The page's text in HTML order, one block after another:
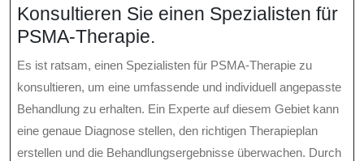
Konsultieren Sie einen Spezialisten für
PSMA-Therapie.
Es ist ratsam, einen Spezialisten für PSMA-Therapie zu
konsultieren, um eine umfassende und individuell angepasste
Behandlung zu erhalten. Ein Experte auf diesem Gebiet kann
eine genaue Diagnose stellen, den richtigen Therapieplan
erstellen und die Behandlungsergebnisse überwachen. Durch